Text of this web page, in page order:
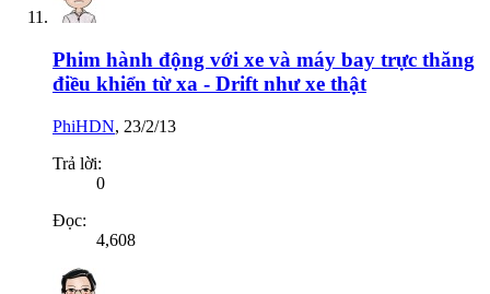
Phim hành động với xe và máy bay trực thăng
điều khiển từ xa - Drift như xe thật
PhiHDN, 23/2/13
Trả lời:
0
Đọc:
4,608